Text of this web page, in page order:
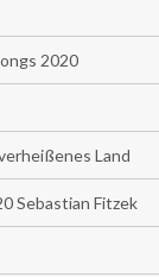
2020
Land
Sebastian Fitzek